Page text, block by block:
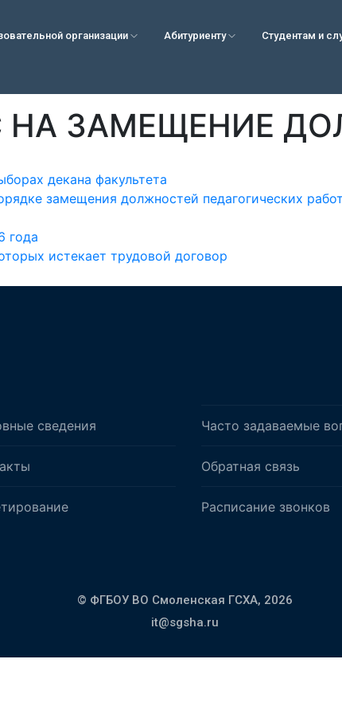
организации Абитуриенту Студентам и
НА ЗАМЕЩЕНИЕ
декана факультета
замещения должностей педагогических
года
истекает трудовой договор
сведения Часто задаваемые
Обратная связь
Расписание звонков
© ФГБОУ ВО Смоленская ГСХА, 2026
it@sgsha.ru